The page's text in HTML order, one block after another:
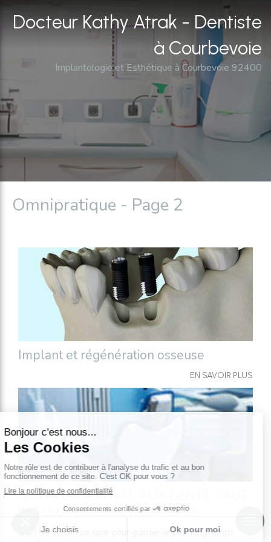
Docteur Kathy Atrak - Dentiste
à Courbevoie
Implantologie et Esthétique à Courbevoie 92400
Omnipratique - Page 2
Implant et régénération osseuse
EN SAVOIR PLUS
JE N'AI JAMAIS MAL AUX DENTS, FAUT-
IL ALLER CHEZ LE DENTISTE ?
Oui ! Ne serait-ce que pour garder le plus longtemps